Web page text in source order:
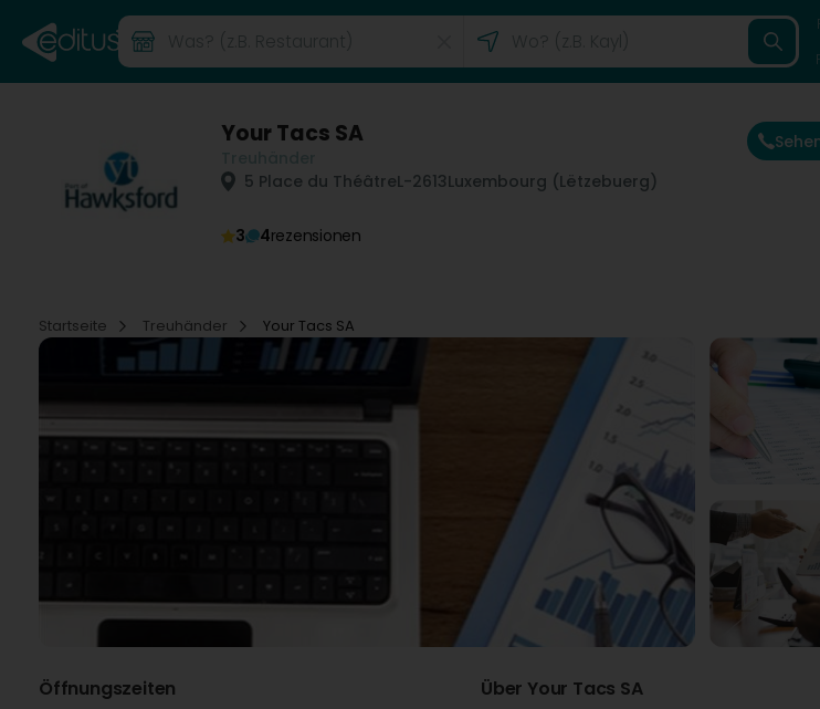
Your Tacs SA
5 Place du ThéâtreL-2613Luxembourg (Lëtzebuerg)
3 4rezensionen
Startseite
Treuhänder Your Tacs SA
Öffnungszeiten
Über Your Tacs SA